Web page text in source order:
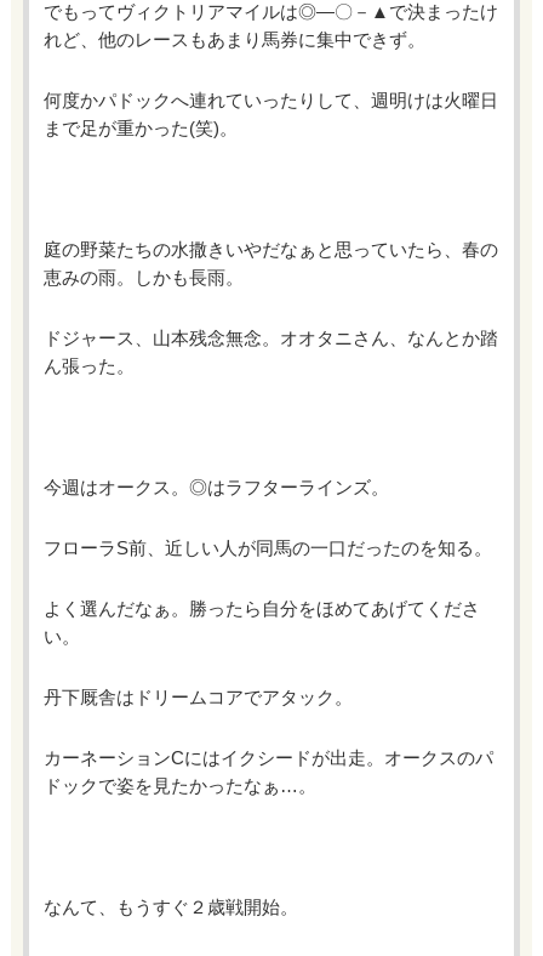
でもってヴィクトリアマイルは◎―〇－▲で決まったけ
れど、他のレースもあまり馬券に集中できず。
何度かパドックへ連れていったりして、週明けは火曜日
まで足が重かった(笑)。
庭の野菜たちの水撒きいやだなぁと思っていたら、春の
恵みの雨。しかも長雨。
ドジャース、山本残念無念。オオタニさん、なんとか踏
ん張った。
今週はオークス。◎はラフターラインズ。
フローラS前、近しい人が同馬の一口だったのを知る。
よく選んだなぁ。勝ったら自分をほめてあげてくださ
い。
丹下厩舎はドリームコアでアタック。
カーネーションCにはイクシードが出走。オークスのパ
ドックで姿を見たかったなぁ…。
なんて、もうすぐ２歳戦開始。